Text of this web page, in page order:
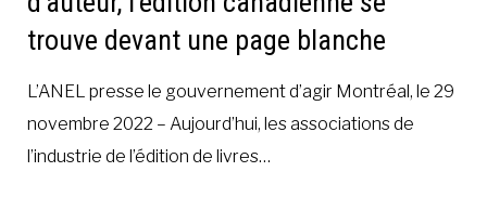
trouve devant une page blanche
L’ANEL presse le gouvernement d’agir Montréal, le 29
novembre 2022 – Aujourd’hui, les associations de
l’industrie de l’édition de livres…